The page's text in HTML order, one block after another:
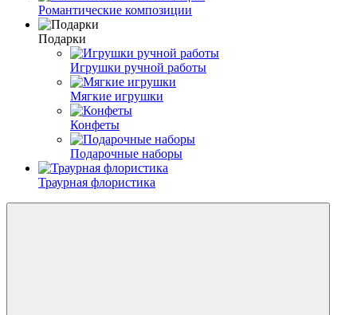
Романтические композиции
Подарки
Игрушки ручной работы
Мягкие игрушки
Конфеты
Подарочные наборы
Траурная флористика